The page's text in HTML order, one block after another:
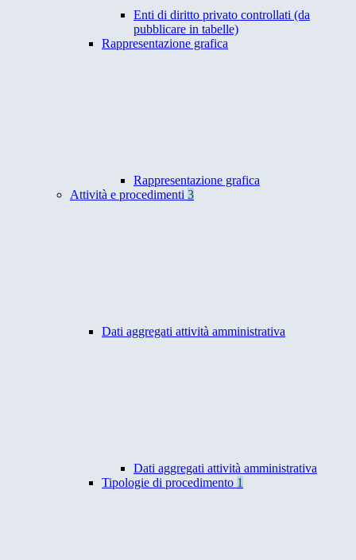
Enti di diritto privato controllati (da
pubblicare in tabelle)
Rappresentazione grafica
Rappresentazione grafica
Attività e procedimenti 3
Dati aggregati attività amministrativa
Dati aggregati attività amministrativa
Tipologie di procedimento 1